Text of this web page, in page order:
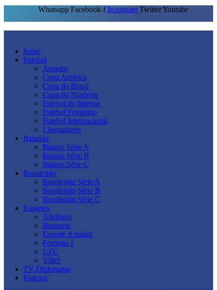
Whatsapp Facebook-f Instagram Twitter Youtube
home
Futebol
Amador
Copa América
Copa do Brasil
Copa do Nordeste
Futebol do Interior
Futebol Feminino
Futebol Internacional
Libertadores
Baianão
Baiano Série A
Baiano Série B
Baiano Série C
Brasileirão
Brasileirão Série A
Brasileirão Série B
Brasileirão Série C
Esportes
Atletismo
Basquete
Esporte Amador
Formula 1
UFC
Vôlei
TV Diplomatas
Podcast